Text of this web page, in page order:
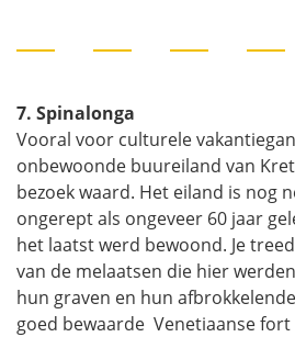
7. Spinalonga
Vooral voor culturele
onbewoonde buureiland van
bezoek waard. Het eiland is nog
ongerept als ongeveer 60 jaar
het laatst werd bewoond. Je
van de melaatsen die hier
hun graven en hun
goed bewaarde Venetiaanse fort